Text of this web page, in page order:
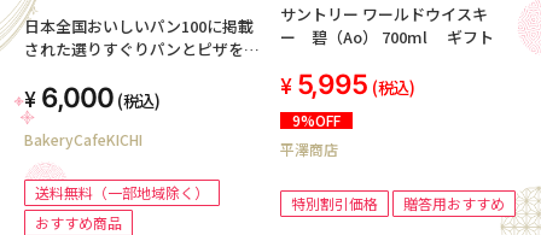
日本全国おいしいパン100に掲載
された選りすぐりパンとピザをお
く）】
6,000 (税込)
BakeryCafeKICHI
送料無料（一部地域除く）
おすすめ商品
サントリー ワールドウイスキ
ー 碧（Ao） 700ml ギフト
5,995 (税込)
9%OFF
平澤商店
特別割引価格 贈答用おすすめ